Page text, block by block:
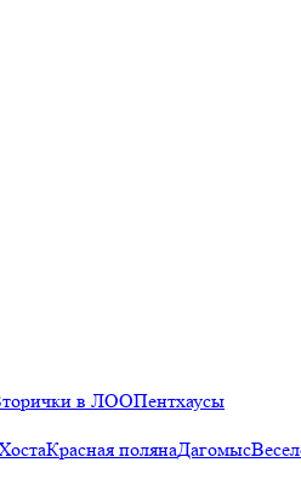
в ЛООПентхаусы
Красная полянаДагомыс